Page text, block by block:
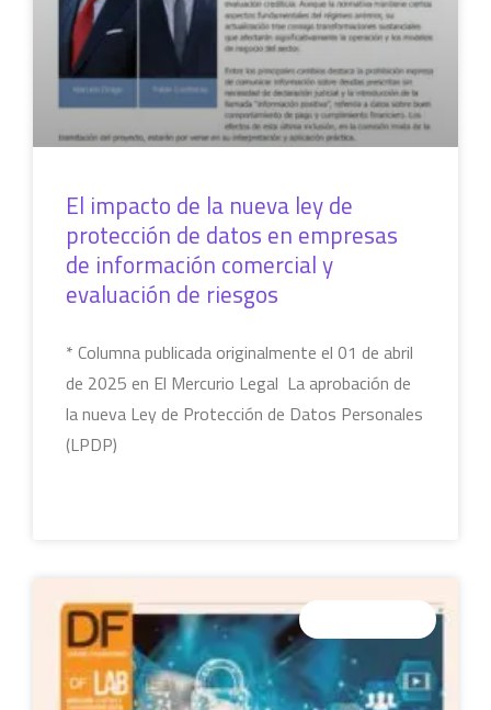
El impacto de la nueva ley de
protección de datos en empresas
de información comercial y
evaluación de riesgos
* Columna publicada originalmente el 01 de abril
de 2025 en El Mercurio Legal La aprobación de
la nueva Ley de Protección de Datos Personales
(LPDP)